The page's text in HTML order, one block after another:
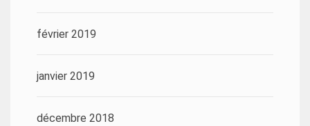
février 2019
janvier 2019
décembre 2018